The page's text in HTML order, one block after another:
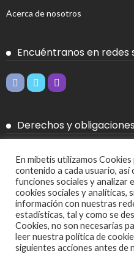
Acerca de nosotros
Encuéntranos en redes
Derechos y obligaciones
Política de Cookies
Política de privacidad
Más
En mibetis utilizamos
contenido a cada usuario,
funciones sociales y analizar
cookies sociales y analíticas,
información con nuestras
estadísticas, tal y como se
Cookies, no son necesarias
leer nuestra política de
siguientes acciones antes de